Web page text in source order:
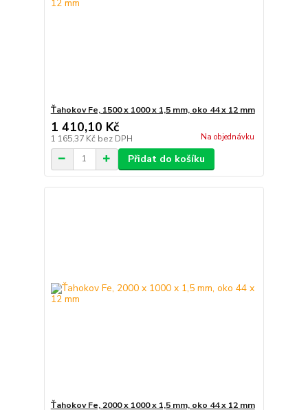
Ťahokov Fe, 1500 x 1000 x 1,5 mm, oko 44 x 12 mm
1 410,10 Kč
1 165,37 Kč bez DPH Na objednávku
Přidat do košíku
Ťahokov Fe, 2000 x 1000 x 1,5 mm, oko 44 x 12 mm